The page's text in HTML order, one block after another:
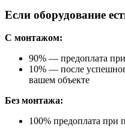
Если оборудование
С монтажом:
90% — предоплата
10% — после
вашем объекте
Без монтажа:
100% предоплата при